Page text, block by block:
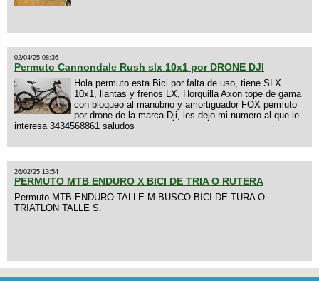
02/04/25 08:36
Permuto Cannondale Rush slx 10x1 por DRONE DJI
Hola permuto esta Bici por falta de uso, tiene SLX
10x1, llantas y frenos LX, Horquilla Axon tope de gama
con bloqueo al manubrio y amortiguador FOX permuto
por drone de la marca Dji, les dejo mi numero al que le
interesa 3434568861 saludos
26/02/25 13:54
PERMUTO MTB ENDURO X BICI DE TRIA O RUTERA
Permuto MTB ENDURO TALLE M BUSCO BICI DE TURA O
TRIATLON TALLE S.